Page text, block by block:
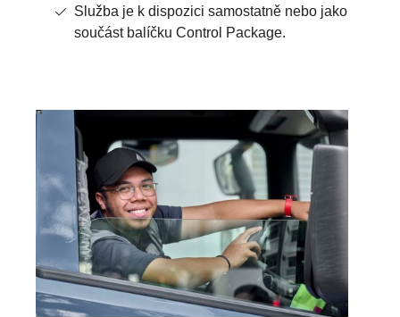
Služba je k dispozici samostatně nebo jako
součást balíčku Control Package.